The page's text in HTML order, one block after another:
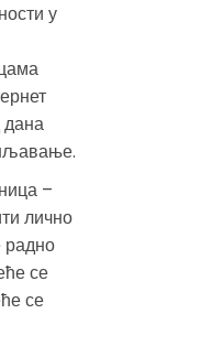
у
–
лично
радно
се
се